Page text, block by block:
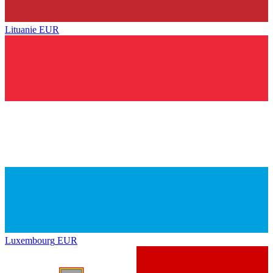
Lituanie EUR
Luxembourg EUR